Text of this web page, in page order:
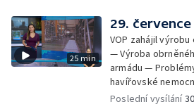
— Podvodník
DPO pořídí 70
Olomouci přibude
Mistryně světa
Mobilní kurníky
Výběr ze
Rudě u Rýmařova
25 min
29. července
VOP zahájil
— Výroba
armádu —
havířovské
návštěvnost
Poslední vysílání